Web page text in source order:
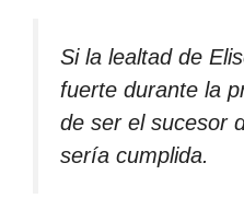
Si la lealtad de
fuerte durante la
de ser el sucesor
sería cumplida.